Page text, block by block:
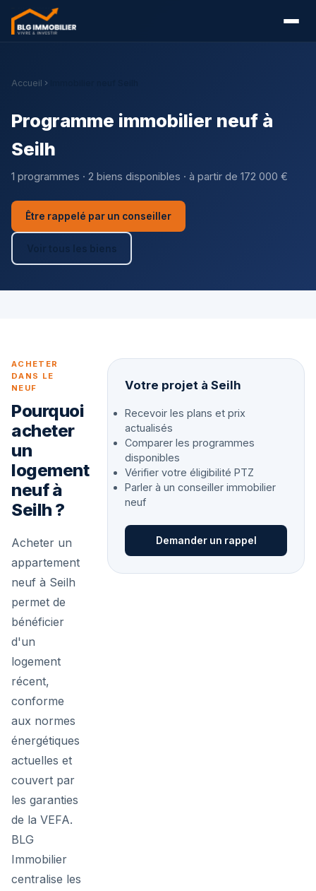
Accueil
Programme immobilier neuf à
Seilh
1 programmes · 2 biens disponibles · à partir de 172 000 €
Être rappelé par un conseiller
Voir tous les biens
ACHETER
DANS LE
NEUF
Pourquoi
acheter
un
logement
neuf à
Seilh ?
Acheter un
appartement
neuf à Seilh
permet de
bénéficier
d'un
logement
récent,
conforme
aux normes
énergétiques
actuelles et
couvert par
les garanties
de la VEFA.
BLG
Immobilier
centralise les
Votre projet à Seilh
Recevoir les plans et prix
actualisés
Comparer les programmes
disponibles
Vérifier votre éligibilité PTZ
Parler à un conseiller immobilier
neuf
Demander un rappel